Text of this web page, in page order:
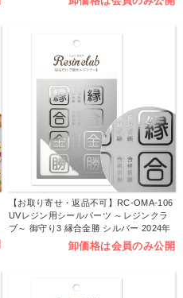
【お取り寄せ・返品不可】RC-OMA-106
UVレジン用シールパーツ ～レジンクラ
ブ～ 御守り3 縁合金勝 シルバー 2024年
卸価格は会員のみ公開